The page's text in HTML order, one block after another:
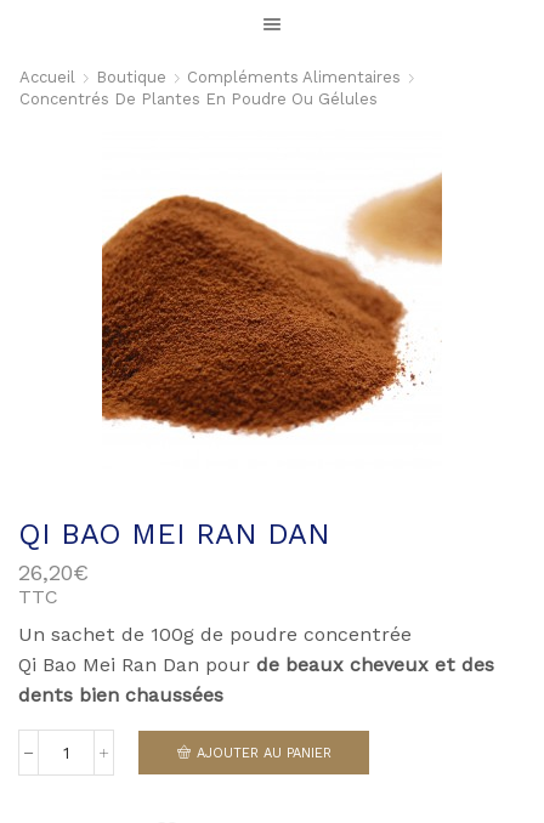
Accueil Boutique
Compléments Alimentaires
Concentrés De Plantes En Poudre Ou Gélules
QI BAO MEI RAN DAN
26,20€
TTC
Un sachet de 100g de poudre concentrée
Qi Bao Mei Ran Dan pour de beaux cheveux et des
dents bien chaussées
quantité
AJOUTER AU PANIER